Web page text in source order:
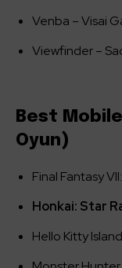
Venba – Visai
Viewfinder –
Best
Oyun)
Final Fantasy
Honkai: Star
Hello Kitty